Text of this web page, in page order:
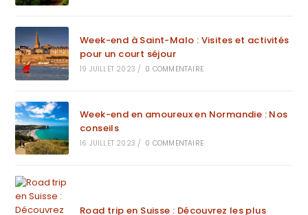
Week-end à Saint-Malo : Visites et activités
pour un court séjour
19 JUILLET 2023 / 0 COMMENTAIRE
Week-end en amoureux en Normandie : Nos
conseils
16 JUILLET 2023 / 0 COMMENTAIRE
Road trip en Suisse : Découvrez les plus